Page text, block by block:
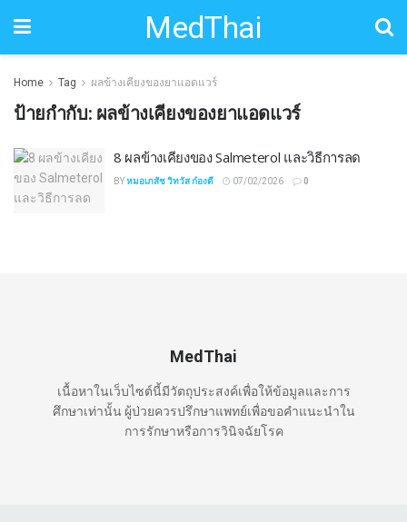
MedThai
Home Tag ผลข้างเคียงของยาแอดแวร์
ป้ายกำกับ: ผลข้างเคียงของยาแอดแวร์
8 ผลข้างเคียงของ Salmeterol และวิธีการลด
BYหมอเภสัช วิทวัส ก๋องดี 07/02/2026 0
MedThai
เนื้อหาในเว็บไซต์นี้มีวัตถุประสงค์เพื่อให้ข้อมูลและการ
ศึกษาเท่านั้น ผู้ป่วยควรปรึกษาแพทย์เพื่อขอคำแนะนำใน
การรักษาหรือการวินิจฉัยโรค